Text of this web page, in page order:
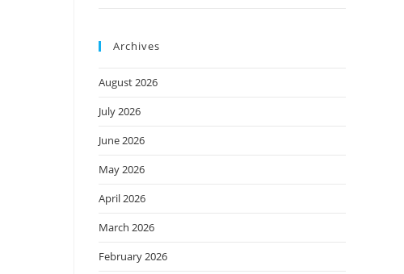
Archives
August 2026
July 2026
June 2026
May 2026
April 2026
March 2026
February 2026